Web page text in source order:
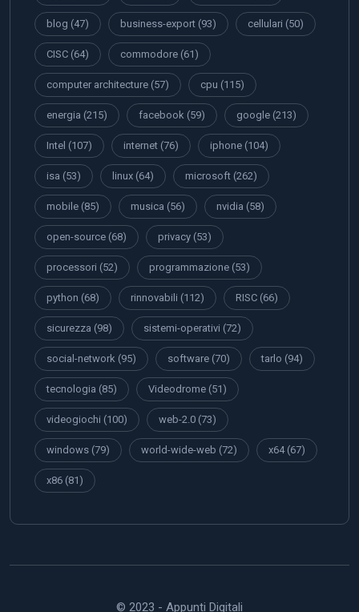
blog (47) business-export (93) cellulari (50)
CISC (64) commodore (61)
computer architecture (57) cpu (115)
energia (215) facebook (59) google (213)
Intel (107) internet (76) iphone (104)
isa (53) linux (64) microsoft (262)
mobile (85) musica (56) nvidia (58)
open-source (68) privacy (53)
processori (52) programmazione (53)
python (68) rinnovabili (112) RISC (66)
sicurezza (98) sistemi-operativi (72)
social-network (95) software (70) tarlo (94)
tecnologia (85) Videodrome (51)
videogiochi (100) web-2.0 (73)
windows (79) world-wide-web (72) x64(67)
x86 (81)
© 2023 - Appunti Digitali